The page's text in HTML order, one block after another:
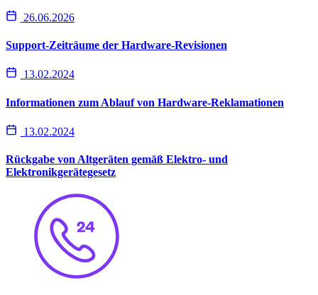
26.06.2026
Support-Zeiträume der Hardware-Revisionen
13.02.2024
Informationen zum Ablauf von Hardware-Reklamationen
13.02.2024
Rückgabe von Altgeräten gemäß Elektro- und
Elektronikgerätegesetz